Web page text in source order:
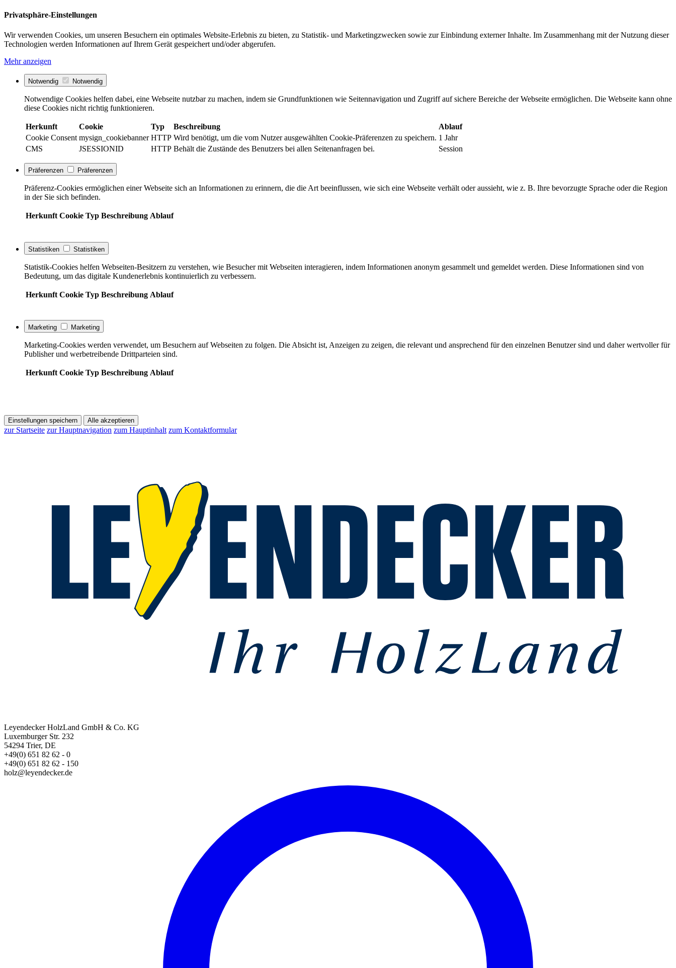
Privatsphäre-Einstellungen
Wir verwenden Cookies, um unseren Besuchern ein optimales Website-Erlebnis zu bieten, zu Statistik- und Marketingzwecken sowie zur Einbindung externer Inhalte. Im Zusammenhang mit der Nutzung dieser
Technologien werden Informationen auf Ihrem Gerät gespeichert und/oder abgerufen.
Mehr anzeigen
Notwendig Notwendig
Notwendige Cookies helfen dabei, eine Webseite nutzbar zu machen, indem sie Grundfunktionen wie Seitennavigation und Zugriff auf sichere Bereiche der Webseite ermöglichen. Die Webseite kann ohne
diese Cookies nicht richtig funktionieren.
Herkunft Cookie Typ Beschreibung
Ablauf
Cookie Consent mysign_cookiebanner HTTP Wird benötigt, um die vom Nutzer ausgewählten Cookie-Präferenzen zu speichern. 1 Jahr
CMS
JSESSIONID HTTP Behält die Zustände des Benutzers bei allen Seitenanfragen bei. Session
Präferenzen Präferenzen
Präferenz-Cookies ermöglichen einer Webseite sich an Informationen zu erinnern, die die Art beeinflussen, wie sich eine Webseite verhält oder aussieht, wie z. B. Ihre bevorzugte Sprache oder die Region
in der Sie sich befinden.
Herkunft Cookie Typ Beschreibung Ablauf
Statistiken Statistiken
Statistik-Cookies helfen Webseiten-Besitzern zu verstehen, wie Besucher mit Webseiten interagieren, indem Informationen anonym gesammelt und gemeldet werden. Diese Informationen sind von
Bedeutung, um das digitale Kundenerlebnis kontinuierlich zu verbessern.
Herkunft Cookie Typ Beschreibung Ablauf
Marketing Marketing
Marketing-Cookies werden verwendet, um Besuchern auf Webseiten zu folgen. Die Absicht ist, Anzeigen zu zeigen, die relevant und ansprechend für den einzelnen Benutzer sind und daher wertvoller für
Publisher und werbetreibende Drittparteien sind.
Herkunft Cookie Typ Beschreibung Ablauf
Einstellungen speichern Alle akzeptieren
zur Startseite zur Hauptnavigation zum Hauptinhalt zum Kontaktformular
Leyendecker HolzLand GmbH & Co. KG
Luxemburger Str. 232
54294 Trier, DE
+49(0) 651 82 62 - 0
+49(0) 651 82 62 - 150
holz@leyendecker.de